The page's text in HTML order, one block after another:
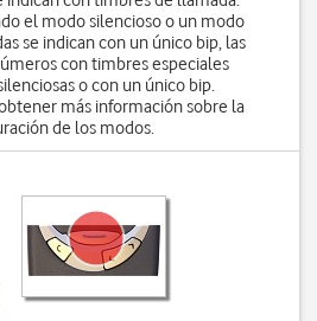
el modo silencioso o un modo
se indican con un único bip, las
con timbres especiales
o con un único bip.
más información sobre la
de los modos.